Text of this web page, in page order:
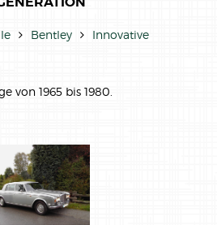
Bentley
Innovative
von 1965 bis 1980.